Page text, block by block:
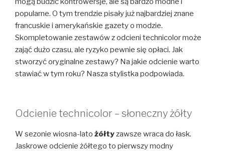
popularne. O tym trendzie pisały już najbardziej znane
francuskie i amerykańskie gazety o modzie.
Skompletowanie zestawów z odcieni technicolor może
zająć dużo czasu, ale ryzyko pewnie się opłaci. Jak
stworzyć oryginalne zestawy? Na jakie odcienie warto
stawiać w tym roku? Nasza stylistka podpowiada.
Odcienie technicolor – słoneczny żółty
W sezonie wiosna-lato żółtyzawsze wraca do łask.
Jaskrowe odcienie żółtego to pierwszy modny